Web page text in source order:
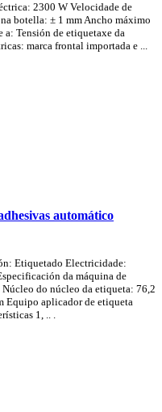
2300 W Velocidade de
botella: ± 1 mm Ancho máximo
Tensión de etiquetaxe da
marca frontal importada e ...
automático
Etiquetado Electricidade:
da máquina de
do núcleo da etiqueta: 76,2
Equipo aplicador de etiqueta
1, .. .